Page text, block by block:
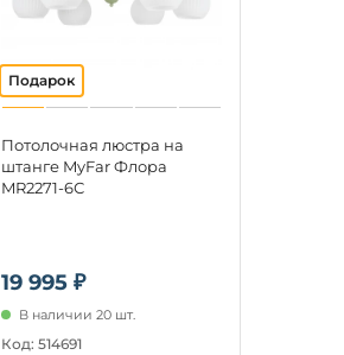
19 995 ₽
Потолочная люстра на
штанге MyFar Флора
MR2271-6С
В наличии 20 шт.
Код: 514691